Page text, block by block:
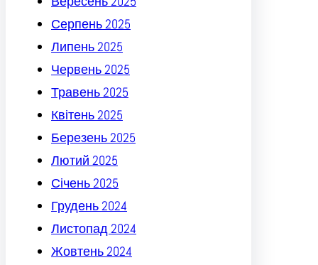
Серпень 2025
Липень 2025
Червень 2025
Травень 2025
Квітень 2025
Березень 2025
Лютий 2025
Січень 2025
Грудень 2024
Листопад 2024
Жовтень 2024